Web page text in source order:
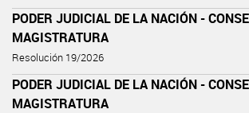
PODER JUDICIAL DE LA NACIÓN -
MAGISTRATURA
Resolución 19/2026
PODER JUDICIAL DE LA NACIÓN -
MAGISTRATURA